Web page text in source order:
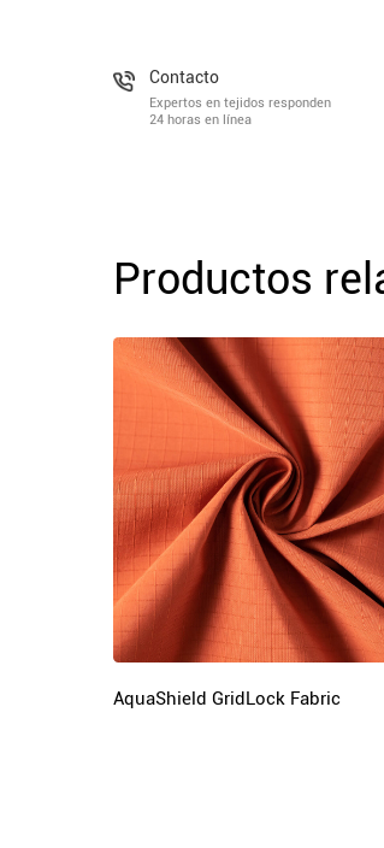
Contacto
Expertos en tejidos responden
24 horas en línea
Productos
AquaShield GridLock Fabric